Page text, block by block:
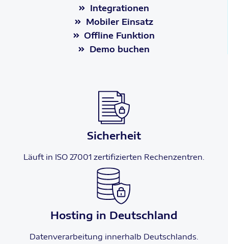
Integrationen
Mobiler Einsatz
Offline Funktion
Demo buchen
Sicherheit
Läuft in ISO 27001 zertifizierten Rechenzentren.
Hosting in Deutschland
Datenverarbeitung innerhalb Deutschlands.